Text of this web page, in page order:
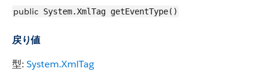
public System.XmlTag getEventType()
戻り値
型: System.XmlTag